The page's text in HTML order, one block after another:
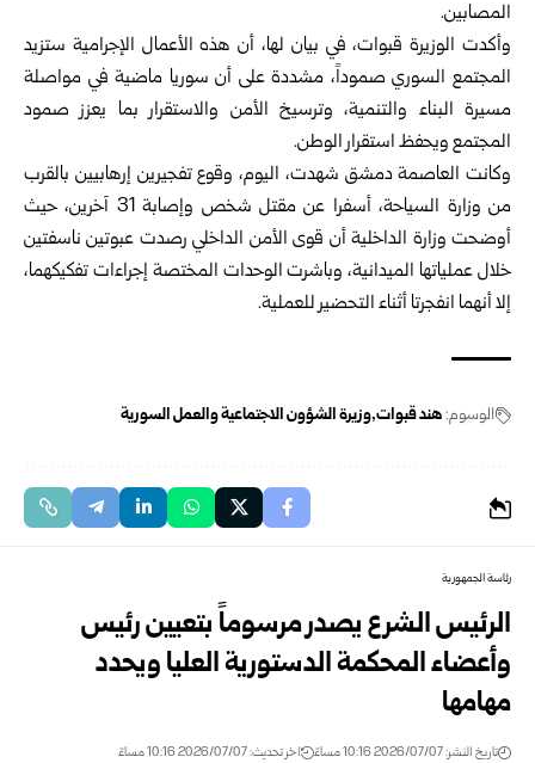
المصابين.‏
وأكدت الوزيرة قبوات، في بيان لها، أن هذه الأعمال الإجرامية ستزيد
‏المجتمع السوري صموداً، مشددة على أن سوريا ماضية في مواصلة
مسيرة ‏البناء والتنمية، وترسيخ الأمن والاستقرار بما يعزز صمود
المجتمع ويحفظ ‏استقرار الوطن.‏
وكانت العاصمة دمشق شهدت، اليوم، وقوع تفجيرين إرهابيين بالقرب
من ‏وزارة السياحة، أسفرا عن مقتل شخص وإصابة 31 آخرين، حيث
أوضحت ‏وزارة الداخلية أن قوى الأمن الداخلي رصدت عبوتين ناسفتين
خلال ‏عملياتها الميدانية، وباشرت الوحدات المختصة إجراءات تفكيكهما،
إلا أنهما ‏انفجرتا أثناء التحضير للعملية.‏
الوسوم:هند قبوات وزيرة الشؤون الاجتماعية والعمل السورية
رئاسة الجمهورية
الرئيس الشرع يصدر مرسوماً بتعيين رئيس
وأعضاء المحكمة الدستورية العليا ويحدد
مهامها
تاريخ النشر: 2026/07/07 10:16 مساءً اخر تحديث: 2026/07/07 10:16 مساءً